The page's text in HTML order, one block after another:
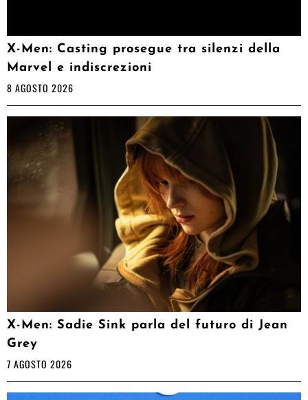
X-Men: Casting prosegue tra silenzi della
Marvel e indiscrezioni
8 AGOSTO 2026
X-Men: Sadie Sink parla del futuro di Jean
Grey
7 AGOSTO 2026